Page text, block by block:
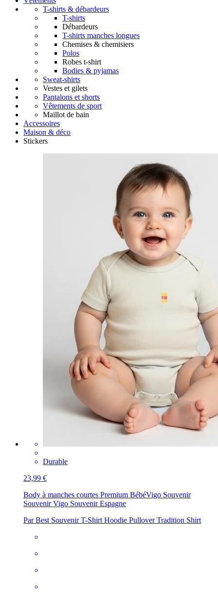
T-shirts & débardeurs
T-shirts
Débardeurs
T-shirts manches longues
Chemises & chemisiers
Polos
Robes t-shirt
Bodies & pyjamas
Sweat-shirts
Vestes et gilets
Pantalons et shorts
Vêtements de sport
Maillot de bain
Accessoires
Maison & déco
Stickers
Durable
23,99 €
Body à manches courtes Premium BébéVigo Souvenir
Souvenir Vigo Souvenir Espagne
Par Best Souvenir T-Shirt Hoodie Pullover Tradition Shirt